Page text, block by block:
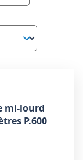
mi-lourd
P.600